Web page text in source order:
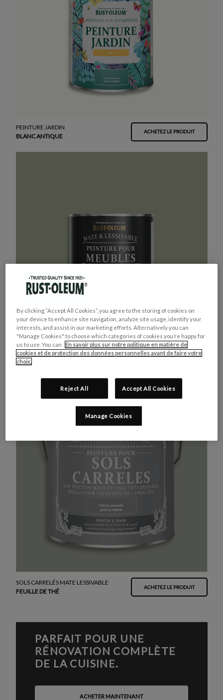
PEINTURE JARDIN
BLANC ANTIQUE
ACHETEZ LE PRODUIT
MEUBLES DE CUISINE
VERT KAKI
SOLS CARRELÉS MATE LESSIVABLE
FEUILLE DE THÉ
ACHETEZ LE PRODUIT
PARFAIT POUR UNE
RÉNOVATION COMPLÈTE
DE LA CUISINE.
ACHETER MAINTENANT
By clicking “Accept All Cookies”, you agree to the storing of cookies on
your device to enhance site navigation, analyze site usage, identify your
interests, and assist in our marketing efforts. Alternatively you can
"Manage Cookies" to choose which categories of cookies you’re happy for
us to use. You can
En savoir plus sur notre politique en matière de
cookies et de protection des données personnelles avant de faire votre
choix.
Reject All Accept All Cookies
Manage Cookies